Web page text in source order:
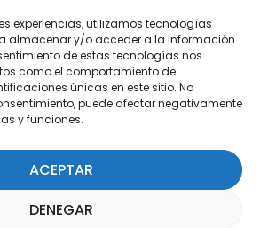
experiencias, utilizamos tecnologías
almacenar y/o acceder a la información
de estas tecnologías nos
como el comportamiento de
únicas en este sitio. No
puede afectar negativamente
y funciones.
ACEPTAR
DENEGAR
a nuestra Newsletter
AQUÍ